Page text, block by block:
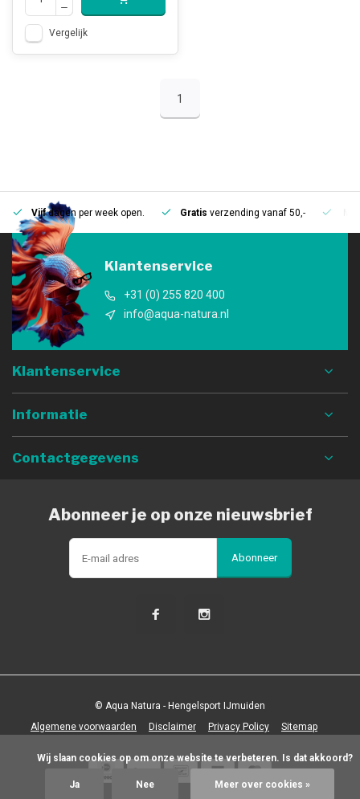
Vergelijk
1
Vijfdagen per week open. Gratis verzending vanaf 50,-
Klantenservice
+31 (0) 255 820 400
info@aqua-natura.nl
Klantenservice
Informatie
Contactgegevens
Abonneer je op onze nieuwsbrief
Abonneer
Algemene voorwaarden Disclaimer Privacy Policy Sitemap
© Aqua Natura - Hengelsport IJmuiden
Ja Nee Meer over cookies »